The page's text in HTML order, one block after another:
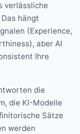
verlässliche
hängt
(Experience,
aber AI
Ihre
die
die KI-Modelle
Sätze
werden